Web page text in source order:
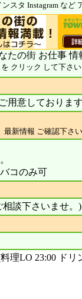
スタ Instagram など
たの街 お仕事 情
クリック して下さ
用意しておりま
最新情報 ご確認下さ
コのみ可
相談下さいませ。)
理LO 23:00 ドリ